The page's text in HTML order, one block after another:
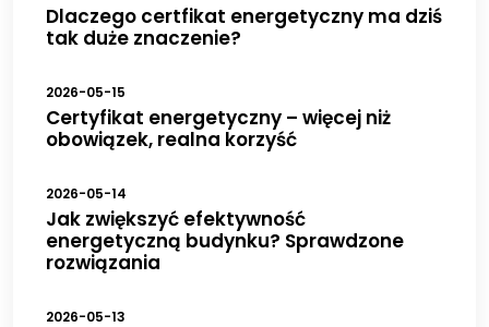
Dlaczego certfikat energetyczny ma dziś
tak duże znaczenie?
2026-05-15
Certyfikat energetyczny – więcej niż
obowiązek, realna korzyść
2026-05-14
Jak zwiększyć efektywność
energetyczną budynku? Sprawdzone
rozwiązania
2026-05-13